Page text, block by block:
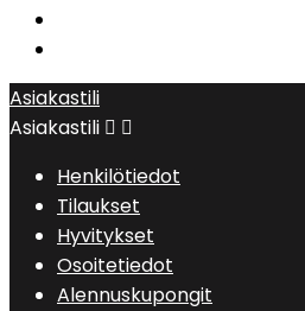
Asiakastili
Asiakastili  
Henkilötiedot
Tilaukset
Hyvitykset
Osoitetiedot
Alennuskupongit